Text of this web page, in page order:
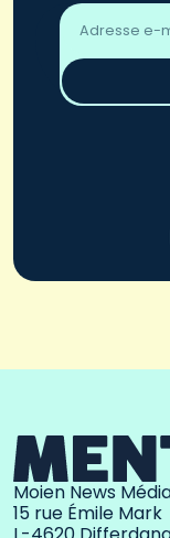
Adresse
email
Moien News
15 rue Émile Mark